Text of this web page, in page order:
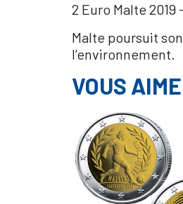
2 Euro Malte
Malte poursuit
l’environnement.
VOUS